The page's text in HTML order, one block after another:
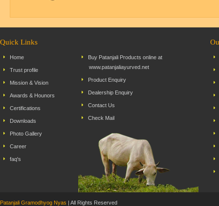
Quick Links
Home
Trust profile
Mission & Vision
Awards & Hounors
Certifications
Downloads
Photo Gallery
Career
faq's
Buy Patanjali Products online at
www.patanjaliayurved.net
Product Enquiry
Dealership Enquiry
Contact Us
Check Mail
Patanjali Gramodhyog Nyas | All Rights Reserved